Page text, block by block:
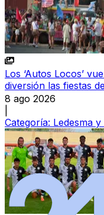
Los ‘Autos Locos’
diversión las fiestas
8 ago 2026
Categoría: Ledesma